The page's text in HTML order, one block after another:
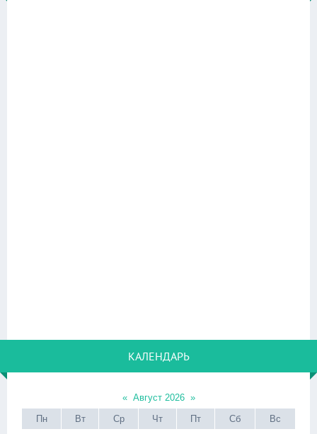
КАЛЕНДАРЬ
« Август 2026 »
Пн
Вт Ср Чт Пт Сб Вс